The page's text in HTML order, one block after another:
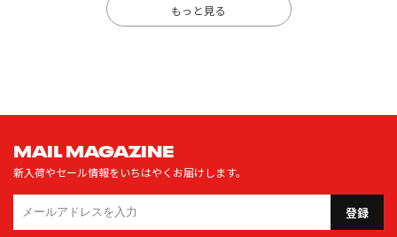
もっと見る
MAIL MAGAZINE
新入荷やセール情報をいちはやくお届けします。
登録